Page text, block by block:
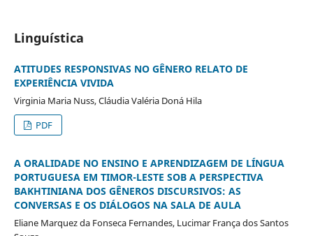
Linguística
ATITUDES RESPONSIVAS NO GÊNERO RELATO DE
EXPERIÊNCIA VIVIDA
Virginia Maria Nuss, Cláudia Valéria Doná Hila
PDF
A ORALIDADE NO ENSINO E APRENDIZAGEM DE LÍNGUA
PORTUGUESA EM TIMOR-LESTE SOB A PERSPECTIVA
BAKHTINIANA DOS GÊNEROS DISCURSIVOS: AS
CONVERSAS E OS DIÁLOGOS NA SALA DE AULA
Eliane Marquez da Fonseca Fernandes, Lucimar França dos Santos